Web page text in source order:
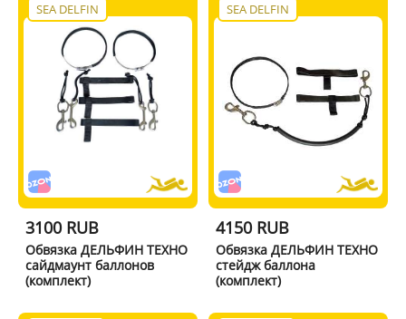
SEA DELFIN
3100 RUB
Обвязка ДЕЛЬФИН ТЕХНО
сайдмаунт баллонов
(комплект)
SEA DELFIN
4150 RUB
Обвязка ДЕЛЬФИН ТЕХНО
стейдж баллона
(комплект)